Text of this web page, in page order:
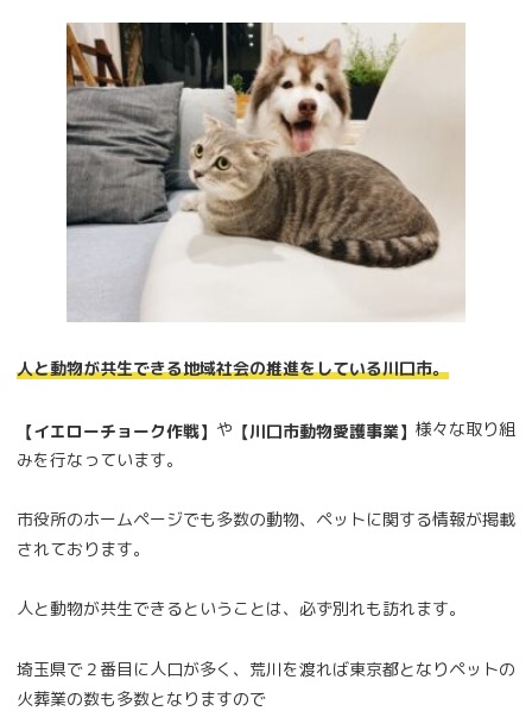
人と動物が共生できる地域社会の推進をしている川口市。
【イエローチョーク作戦】 や 【川口市動物愛護事業】 様々な取り組
みを行なっています。
市役所のホームページでも多数の動物、ペットに関する情報が掲載
されております。
人と動物が共生できるということは、必ず別れも訪れます。
埼玉県で２番目に人口が多く、荒川を渡れば東京都となりペットの
火葬業の数も多数となりますので